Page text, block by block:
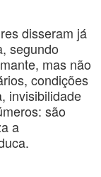
disseram já
segundo
mas não
condições
invisibilidade
são
a